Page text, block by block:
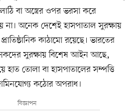
বা অস্ত্রের ওপর ভরসা করে
না। অনেক দেশেই হাসপাতাল সুরক্ষায়
কাঠামো রয়েছে। ভারতের
সুরক্ষায় বিশেষ আইন আছে,
হাত তোলা বা হাসপাতালের সম্পত্তি
কঠোর অপরাধ।